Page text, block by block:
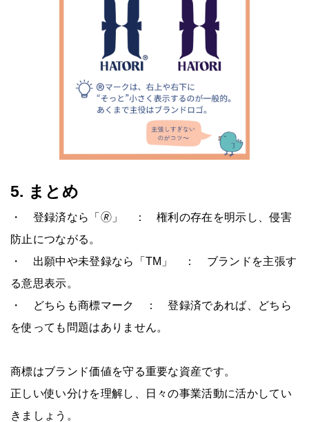
5. まとめ
・ 登録済なら「🄬」 ： 権利の存在を明示し、侵害
防止につながる。
・ 出願中や未登録なら「TM」 ： ブランドを主張す
る意思表示。
・ どちらも商標マーク ： 登録済であれば、どちら
を使っても問題はありません。
商標はブランド価値を守る重要な資産です。
正しい使い分けを理解し、日々の事業活動に活かしてい
きましょう。